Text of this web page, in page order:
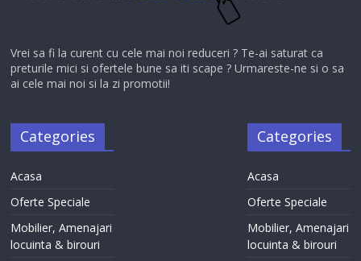
Vrei sa fi la curent cu cele mai noi reduceri ? Te-ai saturat ca
preturile mici si ofertele bune sa iti scape ? Urmareste-ne si o sa
ai cele mai noi si la zi promotii!
Categories
Acasa
Oferte Speciale
Mobilier, Amenajari
locuinta & birouri
Categories
Acasa
Oferte Speciale
Mobilier, Amenajari
locuinta & birouri